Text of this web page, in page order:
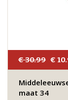
€ 30.99 €
maat 34